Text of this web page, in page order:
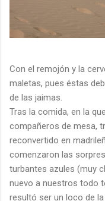
Con el remojón y la
maletas, pues éstas
de las jaimas.
Tras la comida, en la
compañeros de mesa,
reconvertido en
comenzaron las
turbantes azules (muy
nuevo a nuestros todo
resultó ser un loco de